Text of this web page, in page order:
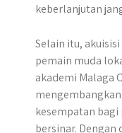
keberlanjutan
Selain itu,
pemain muda
akademi Malaga
kesempatan
bersinar. Dengan